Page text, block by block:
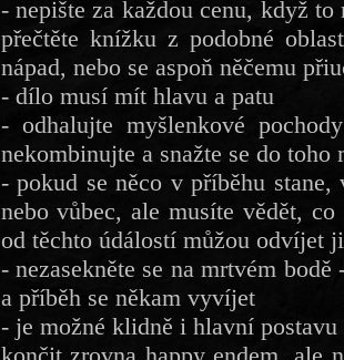
- nepište za každou cenu, když
přečtěte knížku z podobné
nápad, nebo se aspoň něčemu
- dílo musí mít hlavu a patu
- odhalujte myšlenkové
nekombinujte a snažte se do toho
- pokud se něco v příběhu
nebo vůbec, ale musíte vědět,
od těchto údálostí můžou odvíjet
- nezasekněte se na mrtvém
a příběh se někam vyvíjet
- je možné klidně i hlavní